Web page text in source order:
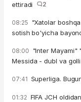
ettiradi
2
08:25 "Xatolar
sotish bo'yicha
08:00 "Inter Mayami"
Messida - dubl va
07:41 Superliga.
01:32 FIFA JCH